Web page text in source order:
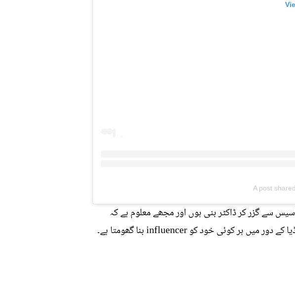
A post
سے گزر کر ڈاکٹر بنی ہوں اور مجھے معلوم ہے کہ
کونسا ٹریٹمنٹ کیسے ہوتا ہے۔ یوں لال مرچوں سے صرف نقصان ہوگا ۔۔ سوشل میڈیا کے دور میں ہر کوئی خود کو influencer بنا گھومتا ہے۔